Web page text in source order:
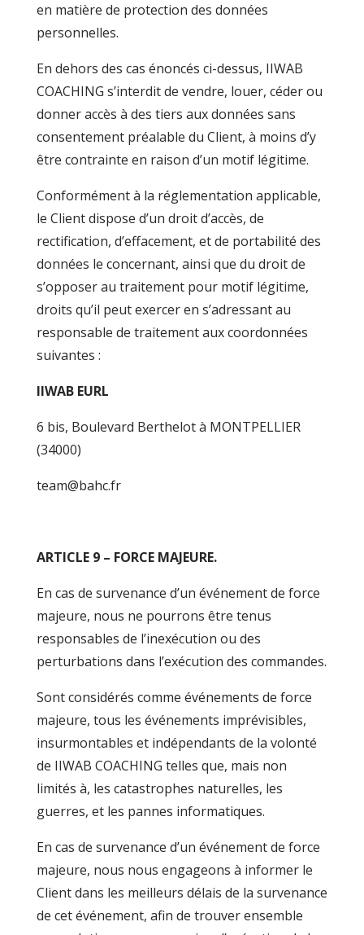
en matière de protection des données
personnelles.
En dehors des cas énoncés ci-dessus, IIWAB
COACHING s’interdit de vendre, louer, céder ou
donner accès à des tiers aux données sans
consentement préalable du Client, à moins d’y
être contrainte en raison d’un motif légitime.
Conformément à la réglementation applicable,
le Client dispose d’un droit d’accès, de
rectification, d’effacement, et de portabilité des
données le concernant, ainsi que du droit de
s’opposer au traitement pour motif légitime,
droits qu’il peut exercer en s’adressant au
responsable de traitement aux coordonnées
suivantes :
IIWAB EURL
6 bis, Boulevard Berthelot à MONTPELLIER
(34000)
team@bahc.fr
ARTICLE 9 – FORCE MAJEURE.
En cas de survenance d’un événement de force
majeure, nous ne pourrons être tenus
responsables de l’inexécution ou des
perturbations dans l’exécution des commandes.
Sont considérés comme événements de force
majeure, tous les événements imprévisibles,
insurmontables et indépendants de la volonté
de IIWAB COACHING telles que, mais non
limités à, les catastrophes naturelles, les
guerres, et les pannes informatiques.
En cas de survenance d’un événement de force
majeure, nous nous engageons à informer le
Client dans les meilleurs délais de la survenance
de cet événement, afin de trouver ensemble